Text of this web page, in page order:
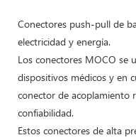
Conectores push-pull de
electricidad y energía.
Los conectores MOCO se
dispositivos médicos y en
conector de acoplamiento
confiabilidad.
Estos conectores de alta